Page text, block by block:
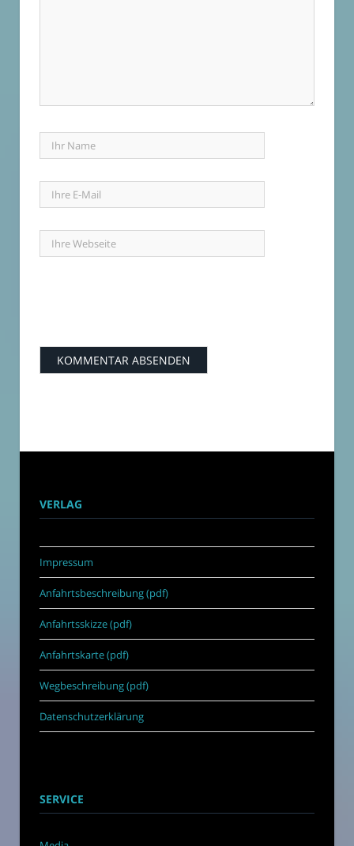
VERLAG
Impressum
Anfahrtsbeschreibung (pdf)
Anfahrtsskizze (pdf)
Anfahrtskarte (pdf)
Wegbeschreibung (pdf)
Datenschutzerklärung
SERVICE